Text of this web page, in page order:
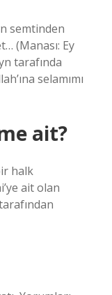
semtinden
(Manası: Ey
tarafında
selamımı
ait?
halk
ait olan